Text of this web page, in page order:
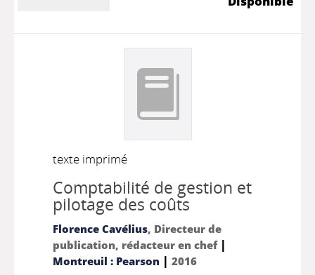
texte imprimé
Comptabilité de gestion et
pilotage des coûts
Florence Cavélius, Directeur de
publication, rédacteur en chef |
Montreuil : Pearson | 2016